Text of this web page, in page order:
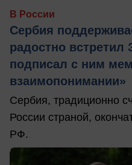
В России
Сербия
радостно встретил
подписал с ним
взаимопонимании»
Сербия, традиционно
России страной,
РФ.